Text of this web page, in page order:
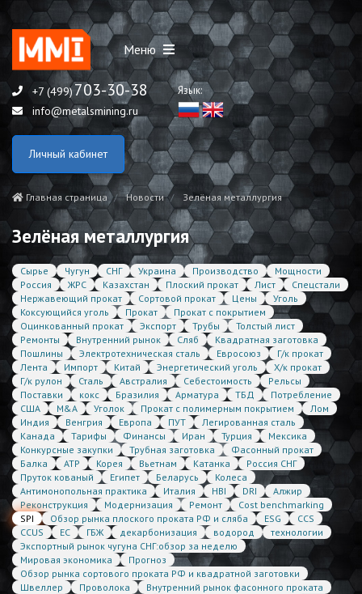
Меню
+7 (499)703-30-38
info@metalsmining.ru
Язык:
Личный кабинет
Главная страница Новости Зелёная металлургия
Зелёная металлургия
Сырье Чугун СНГ Украина Производство
Мощности
Россия
ЖРС Казахстан Плоский прокат Лист
Спецстали
Нержавеющий прокат
Сортовой прокат Цены
Уголь
Коксующийся уголь
Прокат
Прокат с покрытием
Оцинкованный прокат
Экспорт Трубы
Толстый лист
Ремонты
Внутренний рынок Сляб
Квадратная заготовка
Пошлины
Электротехническая сталь Евросоюз
Г/к прокат
Лента
Импорт Китай Энергетический уголь
Х/к прокат
Г/к рулон
Сталь Австралия Себестоимость
Рельсы
Поставки
кокс Бразилия Арматура ТБД
Потребление
США
M&A Уголок Прокат с полимерным покрытием
Лом
Индия
Венгрия Европа ПУТ
Легированная сталь
Канада
Тарифы Финансы Иран Турция
Мексика
Конкурсные закупки
Трубная заготовка
Фасонный прокат
Балка
АТР Корея Вьетнам Катанка
Россия СНГ
Пруток кованый
Египет Беларусь
Колеса
Антимонопольная практика
Италия HBI DRI
Алжир
Реконструкция
Модернизация Ремонт
Cost benchmarking
SPI
Обзор рынка плоского проката РФ и сляба ESG
CCS
CCUS
ЕС ГБЖ декарбонизация водород
технологии
Экспортный рынок чугуна СНГ:обзор за неделю
Мировая экономика
Прогноз
Обзор рынка сортового проката РФ и квадратной заготовки
Швеллер
Проволока
Внутренний рынок фасонного проката